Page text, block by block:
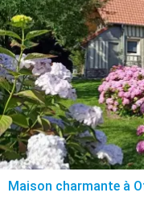
Maison charmante à